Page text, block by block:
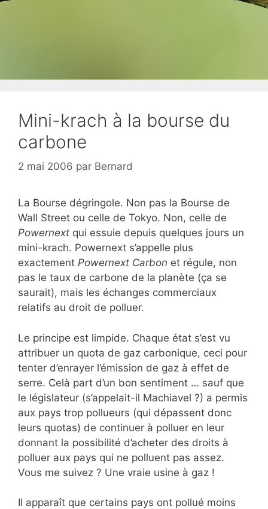
Mini-krach à la bourse du
carbone
2 mai 2006 par Bernard
La Bourse dégringole. Non pas la Bourse de
Wall Street ou celle de Tokyo. Non, celle de
Powernext qui essuie depuis quelques jours un
mini-krach. Powernext s’appelle plus
exactement Powernext Carbon et régule, non
pas le taux de carbone de la planète (ça se
saurait), mais les échanges commerciaux
relatifs au droit de polluer.
Le principe est limpide. Chaque état s’est vu
attribuer un quota de gaz carbonique, ceci pour
tenter d’enrayer l’émission de gaz à effet de
serre. Celà part d’un bon sentiment … sauf que
le législateur (s’appelait-il Machiavel ?) a permis
aux pays trop pollueurs (qui dépassent donc
leurs quotas) de continuer à polluer en leur
donnant la possibilité d’acheter des droits à
polluer aux pays qui ne polluent pas assez.
Vous me suivez ? Une vraie usine à gaz !
Il apparaît que certains pays ont pollué moins